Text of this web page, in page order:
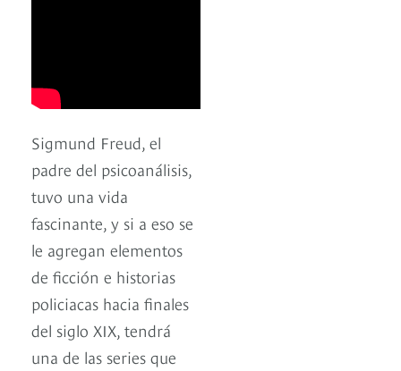
Sigmund Freud, el
padre del psicoanálisis,
tuvo una vida
fascinante, y si a eso se
le agregan elementos
de ficción e historias
policiacas hacia finales
del siglo XIX, tendrá
una de las series que